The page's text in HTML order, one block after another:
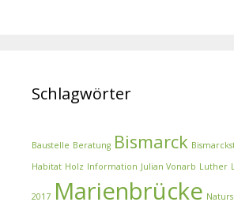
Schlagwörter
Baustelle Beratung Bismarck
Habitat Holz Information Julian Vonarb Luther
2017 Marienbrücke